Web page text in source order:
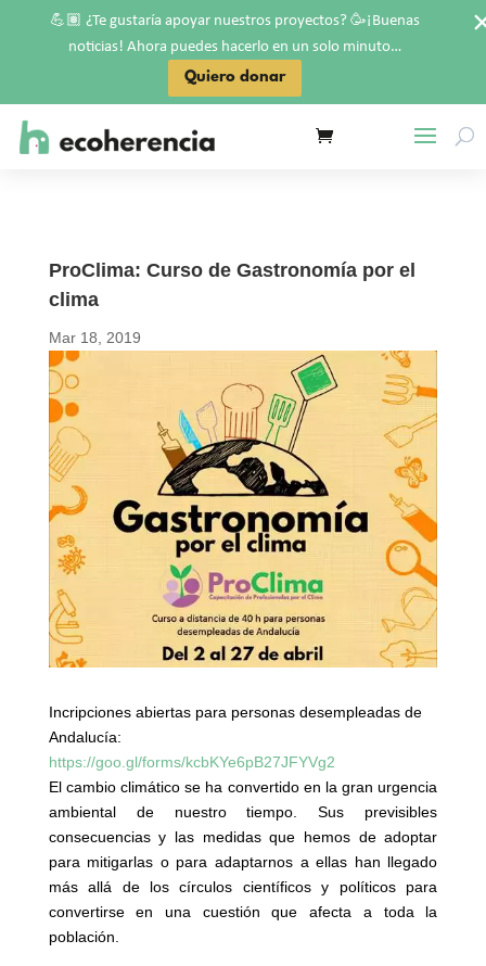
ProClima: Curso de Gastronomía por el
clima
Mar 18, 2019
Incripciones abiertas para personas desempleadas de
Andalucía:
https://goo.gl/forms/kcbKYe6pB27JFYVg2
El cambio climático se ha convertido en la gran urgencia
ambiental de nuestro tiempo. Sus previsibles
consecuencias y las medidas que hemos de adoptar
para mitigarlas o para adaptarnos a ellas han llegado
más allá de los círculos científicos y políticos para
convertirse en una cuestión que afecta a toda la
población.
💪🏽 ¿Te gustaría apoyar nuestros proyectos? 🥳¡Buenas
noticias! Ahora puedes hacerlo en un solo minuto…
Quiero donar